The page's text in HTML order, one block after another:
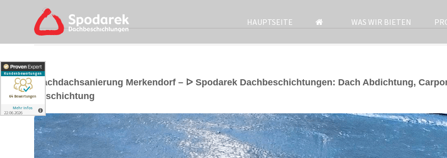
HAUPTSEITE WAS WIR BIETEN
Flachdachsanierung Merkendorf – ᐅ Spodarek Dachbeschichtungen: Dach Abdichtung,
Beschichtung